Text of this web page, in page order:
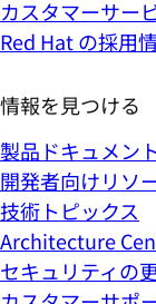
カスタマーサー
Red Hat の採用
情報を見つける
製品ドキュメント
開発者向けリソ
技術トピックス
Architecture
セキュリティの